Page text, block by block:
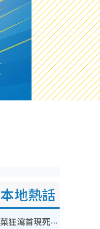
地熱話
奪命寄生蟲｜食生菜狂瀉首現死者！疫潮惡化錄1.8萬宗病例 揭洗菜3大謬誤